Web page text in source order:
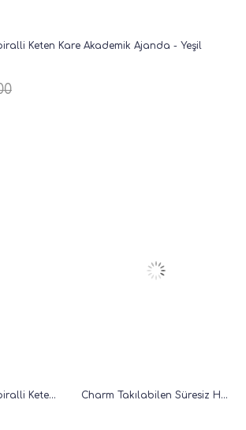
Keten Kare Akademik Ajanda - Yeşil
2026-2027 18x20 Spiralli Keten Kare Akademik Ajanda - Krem Charm Takılabilen Süresiz Haftalık Planlayıcı Cep Ajanda 9x17 cm Pembe